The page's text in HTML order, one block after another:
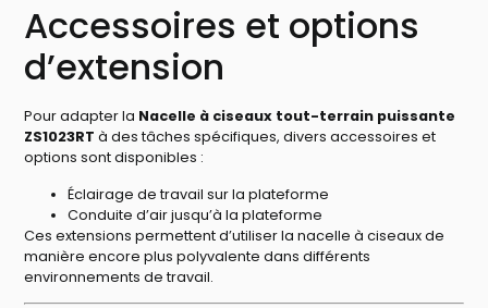
Accessoires et options
d’extension
Pour adapter la Nacelle à ciseaux tout-terrain puissante
ZS1023RT à des tâches spécifiques, divers accessoires et
options sont disponibles :
Éclairage de travail sur la plateforme
Conduite d’air jusqu’à la plateforme
Ces extensions permettent d’utiliser la nacelle à ciseaux de
manière encore plus polyvalente dans différents
environnements de travail.